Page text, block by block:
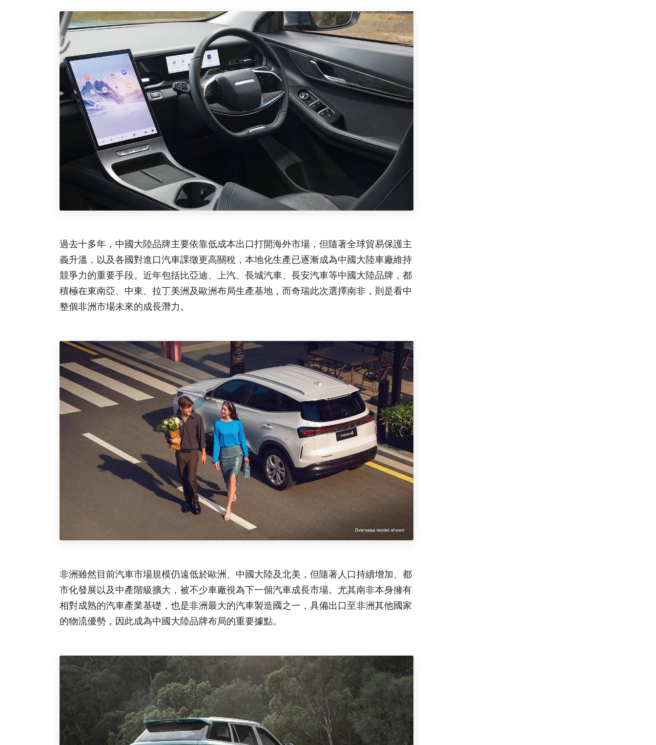
過去十多年，中國大陸品牌主要依靠低成本出口打開海外市場，但隨著全球貿易保護主
義升溫，以及各國對進口汽車課徵更高關稅，本地化生產已逐漸成為中國大陸車廠維持
競爭力的重要手段。近年包括比亞迪、上汽、長城汽車、長安汽車等中國大陸品牌，都
積極在東南亞、中東、拉丁美洲及歐洲布局生產基地，而奇瑞此次選擇南非，則是看中
整個非洲市場未來的成長潛力。
非洲雖然目前汽車市場規模仍遠低於歐洲、中國大陸及北美，但隨著人口持續增加、都
市化發展以及中產階級擴大，被不少車廠視為下一個汽車成長市場。尤其南非本身擁有
相對成熟的汽車產業基礎，也是非洲最大的汽車製造國之一，具備出口至非洲其他國家
的物流優勢，因此成為中國大陸品牌布局的重要據點。